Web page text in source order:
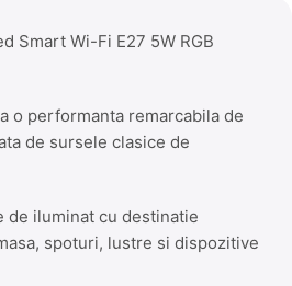
Smart Wi-Fi E27 5W RGB
o performanta remarcabila de
de sursele clasice de
de iluminat cu destinatie
spoturi, lustre si dispozitive